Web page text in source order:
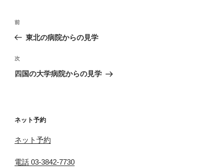
投
ナ
ビ
ゲ
ン
前
の
稿
前
東北の病院からの見学
次
の
次
四国の大学病院からの見学
ネット予約
ネット予約
電話 03-3842-7730